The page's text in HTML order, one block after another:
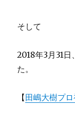
そして
2018年3月31日
た。
【田嶋大樹プ